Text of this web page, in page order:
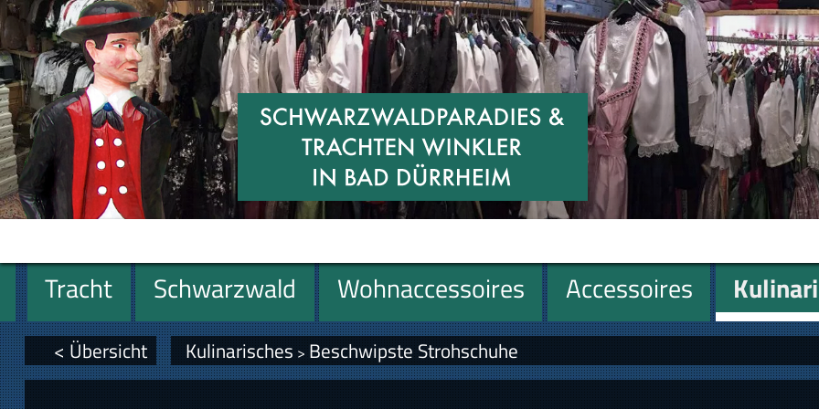
Tracht Schwarzwald Wohnaccessoires Accessoires
Miniaturen
Geschenke
< Übersicht Kulinarisches > Beschwipste Strohschuhe